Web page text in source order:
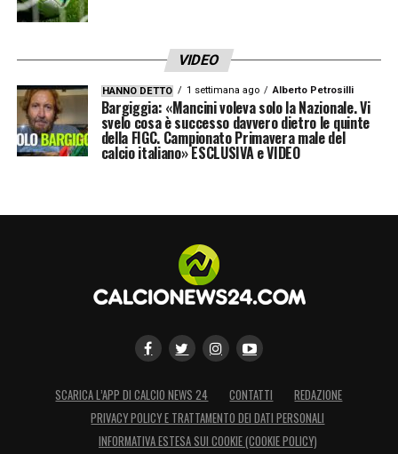
VIDEO
HANNO DETTO 1 settimana ago Alberto Petrosilli
Bargiggia: «Mancini voleva solo la Nazionale. Vi
svelo cosa è successo davvero dietro le quinte
della FIGC. Campionato Primavera male del
calcio italiano» ESCLUSIVA e VIDEO
SCARICA L’APP DI CALCIO NEWS 24 CONTATTI
REDAZIONE
PRIVACY POLICY E TRATTAMENTO DEI DATI PERSONALI
INFORMATIVA ESTESA SUI COOKIE (COOKIE POLICY)